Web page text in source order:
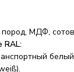
МДФ,
RAL: